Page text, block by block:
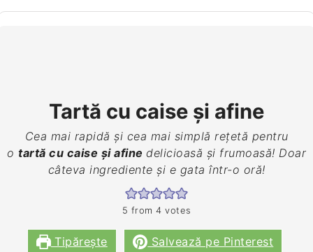
Tartă cu caise și afine
Cea mai rapidă și cea mai simplă rețetă pentru
o tartă cu caise și afine delicioasă și frumoasă! Doar
câteva ingrediente și e gata într-o oră!
5 from 4 votes
Tipărește Salvează pe Pinterest